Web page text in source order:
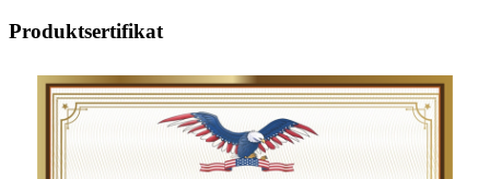
Produktsertifikat